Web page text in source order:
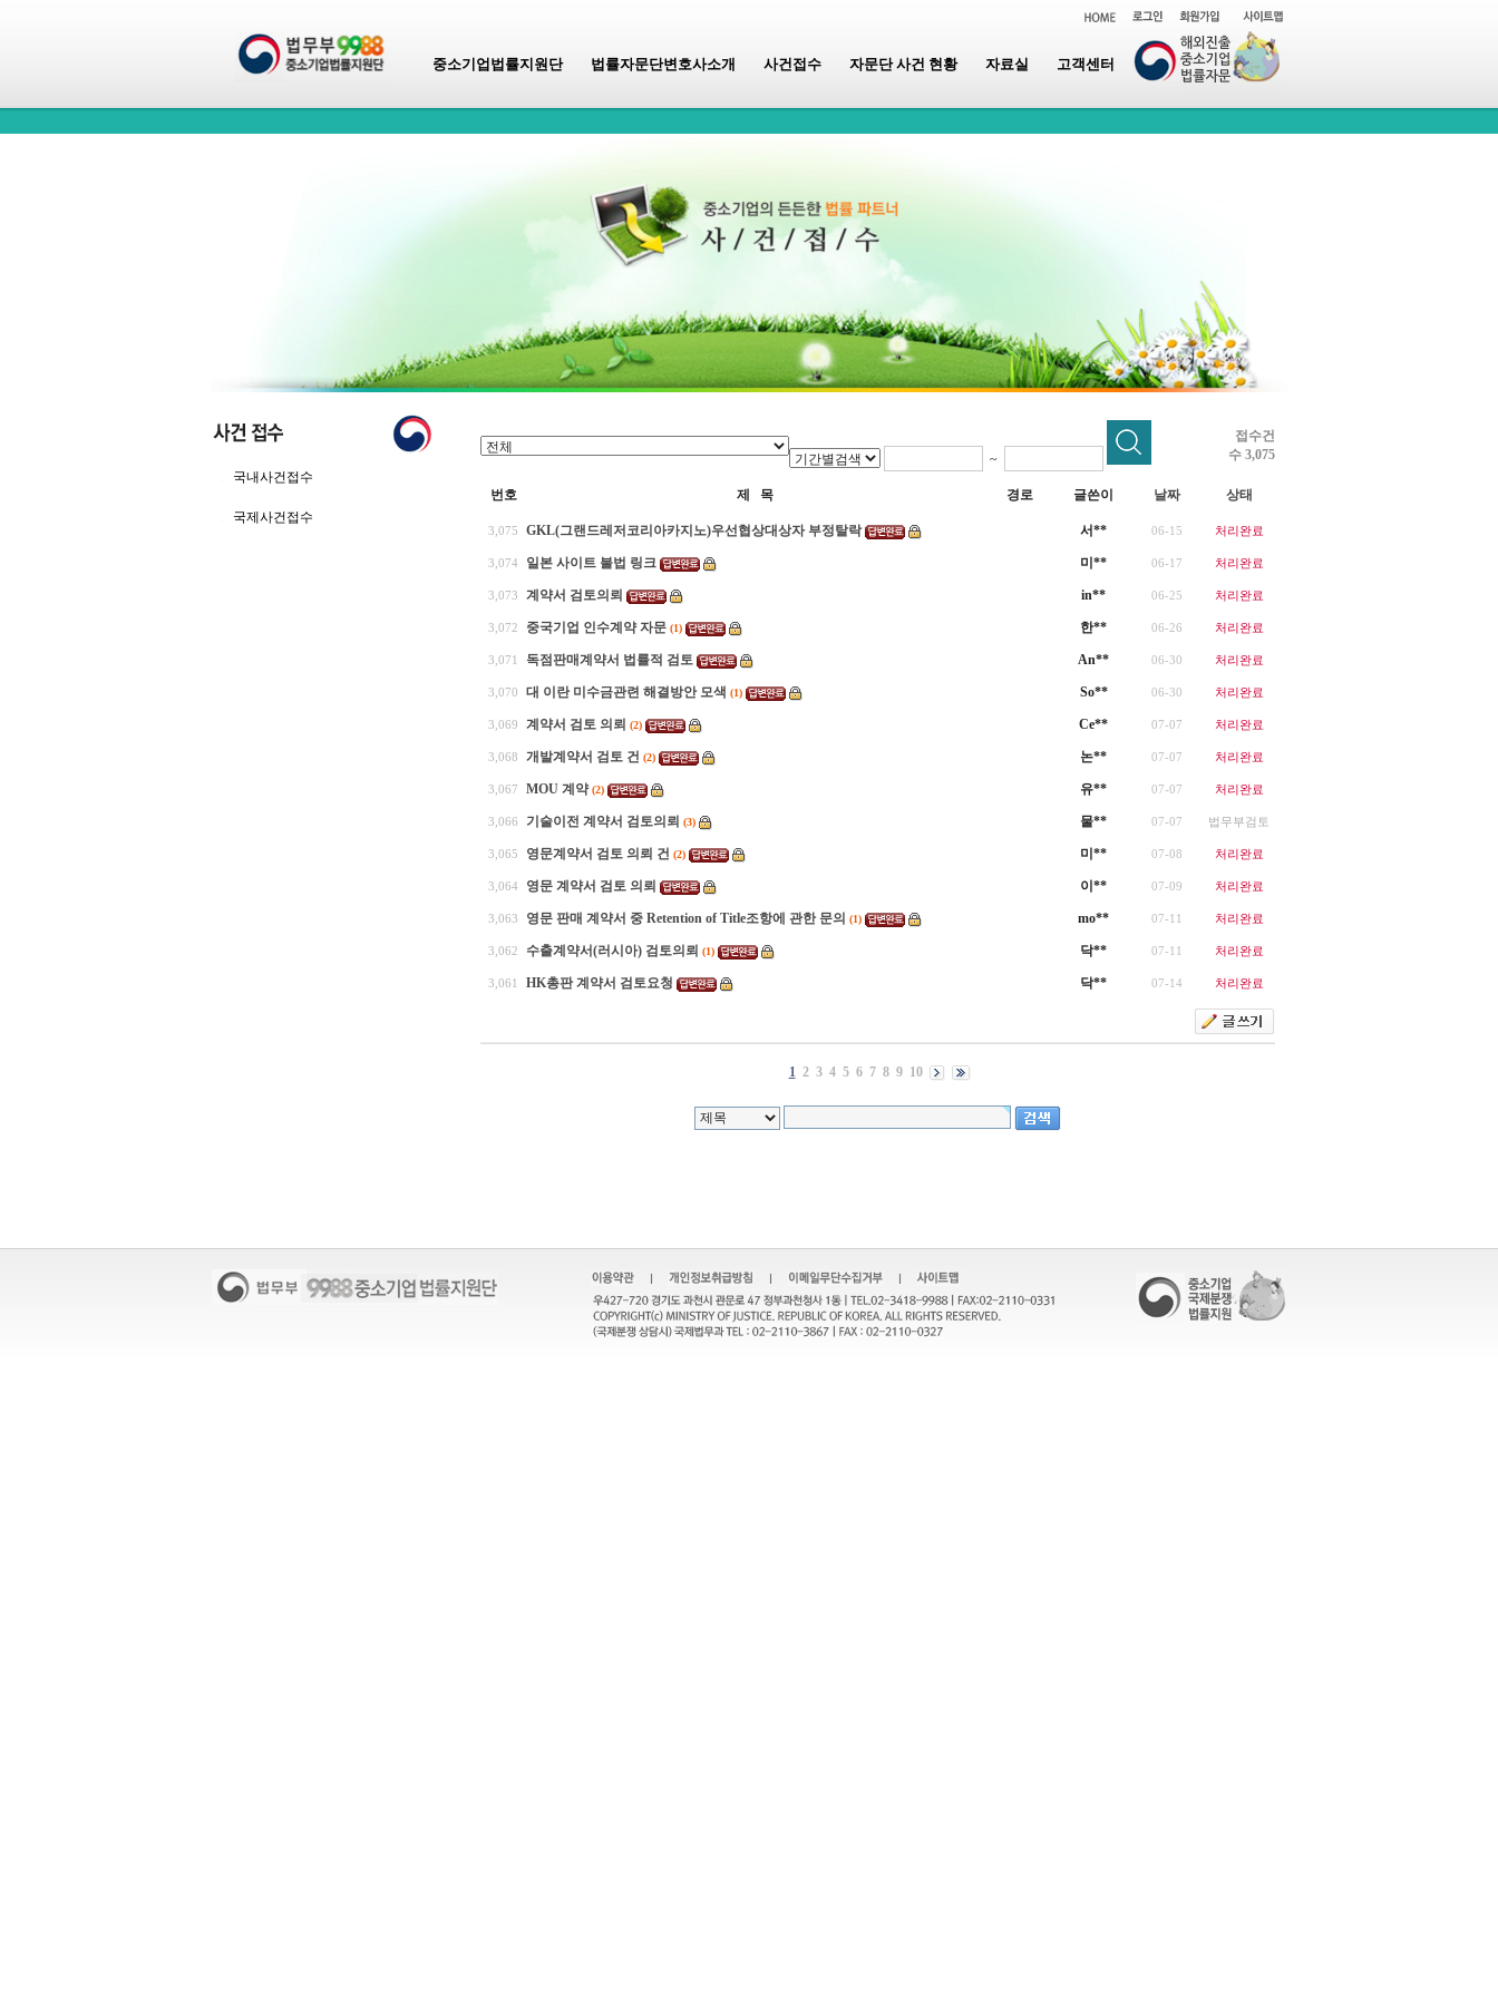
중소기업법률지원단 법률자문단변호사소개 사건접수 자문단 사건 현황 자료실 고객센터
국내사건접수
국제사건접수
~
접수건
수 3,075
번호 제 목 경로 글쓴이 날짜 상태
3,075 GKL(그랜드레저코리아카지노)우선협상대상자 부정탈락 서** 06-15 처리완료
3,074 일본 사이트 불법 링크 미** 06-17 처리완료
3,073 계약서 검토의뢰 in** 06-25 처리완료
3,072 중국기업 인수계약 자문 (1) 한** 06-26 처리완료
3,071 독점판매계약서 법률적 검토 An** 06-30 처리완료
3,070 대 이란 미수금관련 해결방안 모색 (1) So** 06-30 처리완료
3,069 계약서 검토 의뢰 (2) Ce** 07-07 처리완료
3,068 개발계약서 검토 건 (2) 논** 07-07 처리완료
3,067 MOU 계약 (2) 유** 07-07 처리완료
3,066 기술이전 계약서 검토의뢰 (3) 물** 07-07 법무부검토
3,065 영문계약서 검토 의뢰 건 (2) 미** 07-08 처리완료
3,064 영문 계약서 검토 의뢰 이** 07-09 처리완료
3,063 영문 판매 계약서 중 Retention of Title조항에 관한 문의 (1) mo** 07-11 처리완료
3,062 수출계약서(러시아) 검토의뢰 (1) 닥** 07-11 처리완료
3,061 HK총판 계약서 검토요청 닥** 07-14 처리완료
1 2 3 4 5 6 7 8 9 10